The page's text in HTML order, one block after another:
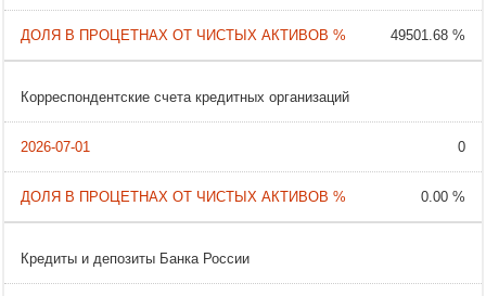
49501.68 %
Корреспондентские счета кредитных организаций
0
0.00 %
Кредиты и депозиты Банка России